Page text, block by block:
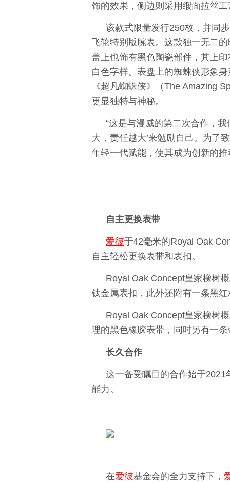
饰的效果，侧边则采用缎面拉丝
该款式限量发行250枚，并同
飞轮特别版腕表。这款独一无二
盖上也饰有黑色陶瓷部件，其上
白色字样。表盘上的蜘蛛侠形象
《超凡蜘蛛侠》（The Amazing
更显独特与神秘。
“这是与漫威的第二次合作，
大，责任越大’来勉励自己。为了
年轻一代赋能，使其成为创新的
自主更换表带
爱彼于42毫米的Royal Oak
自主轻松更换表带和表扣。
Royal Oak Concept皇家橡树
钛金属表扣，此外还附有一条黑
Royal Oak Concept皇家橡树
理的黑色橡胶表带，同时另有一
长久合作
这一备受瞩目的合作始于2021
能力。
在爱彼基金会的全力支持下，